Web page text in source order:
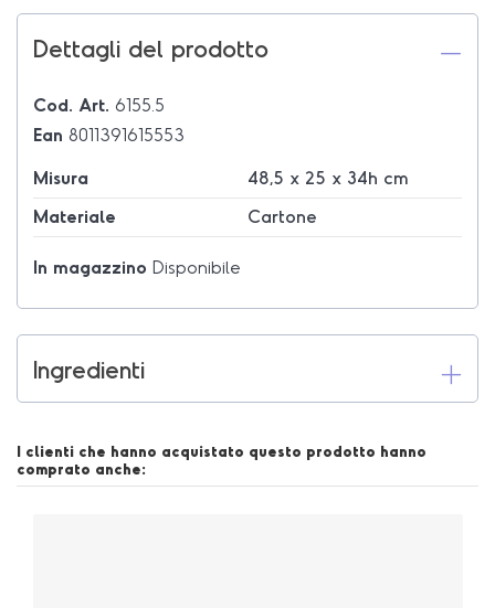
Dettagli del prodotto
Cod. Art. 6155.5
Ean 8011391615553
Misura
48,5 x 25 x 34h cm
Materiale
Cartone
In magazzino Disponibile
Ingredienti
I clienti che hanno acquistato questo prodotto hanno
comprato anche: